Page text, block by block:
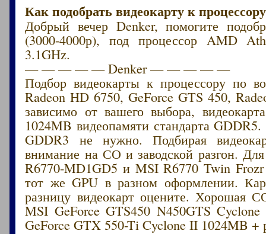
Как подобрать видеокарту к
Добрый вечер Denker, помогите
(3000-4000р), под процессор AMD
3.1GHz.
— — — — — Denker — — — — —
Подбор видеокарты к процессору по
Radeon HD 6750, GeForce GTS 450,
зависимо от вашего выбора,
1024MB видеопамяти стандарта GDDR5.
GDDR3 не нужно. Подбирая
внимание на СО и заводской разгон.
R6770-MD1GD5 и MSI R6770 Twin
тот же GPU в разном оформлении.
разницу видеокарт оцените. Хорошая
MSI GeForce GTS450 N450GTS
GeForce GTX 550-Ti Cyclone II 1024MB +